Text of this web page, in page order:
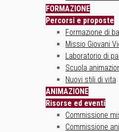
FORMAZIONE
Percorsi e proposte
Formazione di
Missio Giovani
Laboratorio di
Scuola
Nuovi stili di vita
ANIMAZIONE
Risorse ed eventi
Commissione
Commissione